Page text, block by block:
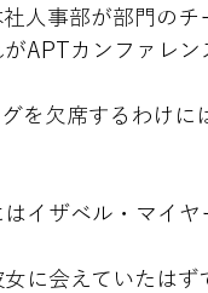
人事部が部門の
APTカンファレ
を欠席するわけ
イザベル・マイ
に会えていたはず